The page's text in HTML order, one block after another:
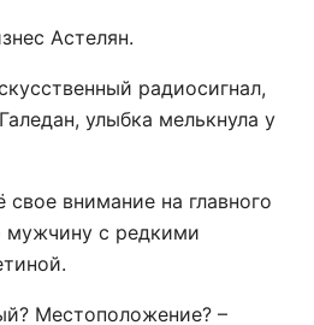
Астелян.
радиосигнал,
улыбка мелькнула у
свое внимание на главного
мужчину с редкими
Местоположение? –